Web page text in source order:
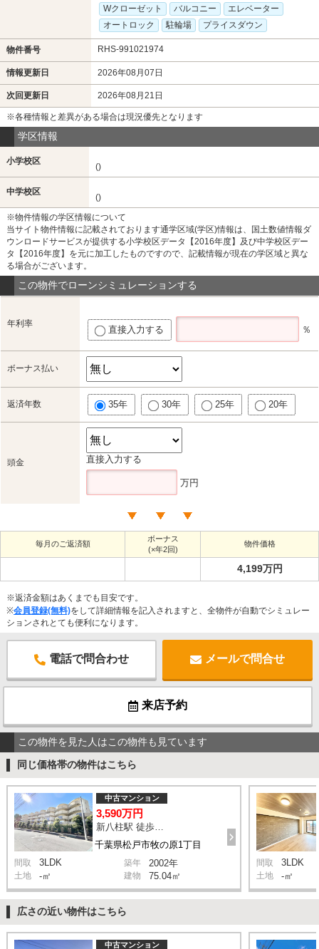
Wクローゼット
バルコニー
エレベーター
オートロック
駐輪場 プライスダウン
物件番号 RHS-991021974
情報更新日 2026年08月07日
次回更新日 2026年08月21日
※各種情報と差異がある場合は現況優先となります
学区情報
小学校区
()
中学校区
()
※物件情報の学区情報について
当サイト物件情報に記載されております通学区域(学区)情報は、国土数値情報ダ
ウンロードサービスが提供する小学校区データ【2016年度】及び中学校区デー
タ【2016年度】を元に加工したものですので、記載情報が現在の学区域と異な
る場合がございます。
この物件でローンシミュレーションする
年利率
直接入力する ％
ボーナス払い
返済年数 35年 30年 25年 20年
頭金 直接入力する
万円
毎月のご返済額
ボーナス
(×年2回)
物件価格
4,199万円
※返済金額はあくまでも目安です。
※会員登録(無料)をして詳細情報を記入されますと、全物件が自動でシミュレー
ションされとても便利になります。
電話で問合わせ メールで問合せ
来店予約
この物件を見た人はこの物件も見ています
同じ価格帯の物件はこちら
千葉県松戸市牧の原1丁目
中古マンション
3,590万円
間取 3LDK 築年 2002年
土地 -㎡ 建物 75.04㎡
間取 3LDK
土地 -㎡
広さの近い物件はこちら
中古マンション